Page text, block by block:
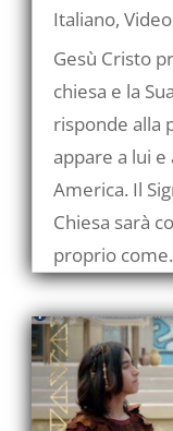
Italiano,
Gesù Cristo
chiesa e la
risponde alla
appare a lui e
America. Il
Chiesa sarà
proprio